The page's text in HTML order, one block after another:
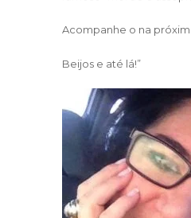
Acompanhe o na
Beijos e até lá!”